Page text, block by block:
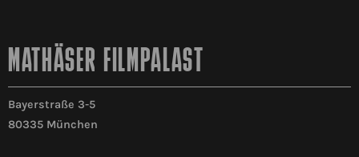
MATHÄSER FILMPALAST
Bayerstraße 3-5
80335 München